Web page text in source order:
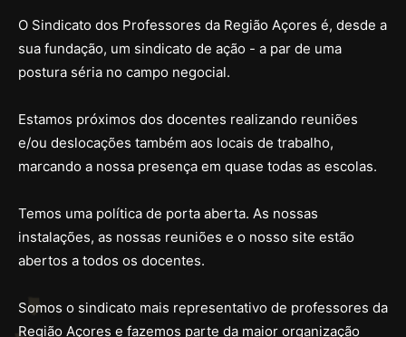
O Sindicato dos Professores da Região Açores é, desde a
sua fundação, um sindicato de ação - a par de uma
postura séria no campo negocial.
Estamos próximos dos docentes realizando reuniões
e/ou deslocações também aos locais de trabalho,
marcando a nossa presença em quase todas as escolas.
Temos uma política de porta aberta. As nossas
instalações, as nossas reuniões e o nosso site estão
abertos a todos os docentes.
Somos o sindicato mais representativo de professores da
Região Açores e fazemos parte da maior organização